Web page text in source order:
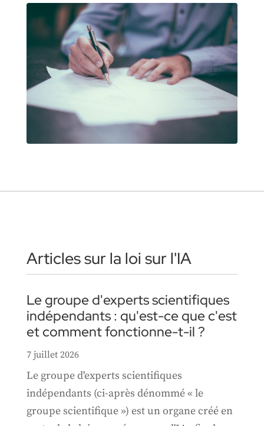
Articles sur la loi sur l'IA
Le groupe d'experts scientifiques
indépendants : qu'est-ce que c'est
et comment fonctionne-t-il ?
7 juillet 2026
Le groupe d'experts scientifiques
indépendants (ci-après dénommé « le
groupe scientifique ») est un organe créé en